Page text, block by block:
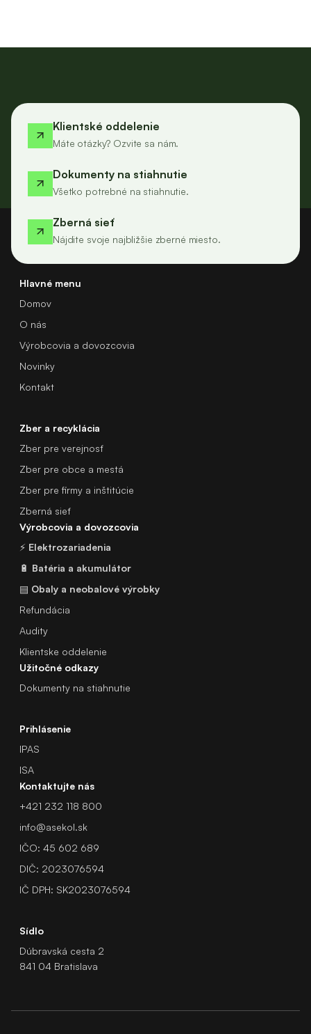
Klientské oddelenie
Máte otázky? Ozvite sa nám.
Dokumenty na stiahnutie
Všetko potrebné na stiahnutie.
Zberná sieť
Nájdite svoje najbližšie zberné miesto.
Hlavné menu
Domov
O nás
Výrobcovia a dovozcovia
Novinky
Kontakt
Zber a recyklácia
Zber pre verejnosť
Zber pre obce a mestá
Zber pre firmy a inštitúcie
Zberná sieť
Výrobcovia a dovozcovia
⚡ Elektrozariadenia
🔋 Batéria a akumulátor
▤ Obaly a neobalové výrobky
Refundácia
Audity
Klientske oddelenie
Užitočné odkazy
Dokumenty na stiahnutie
Prihlásenie
IPAS
ISA
Kontaktujte nás
+421 232 118 800
info@asekol.sk
IČO: 45 602 689
DIČ: 2023076594
IČ DPH: SK2023076594
Sídlo
Dúbravská cesta 2
841 04 Bratislava